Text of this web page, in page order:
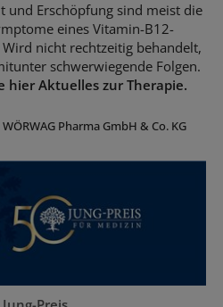
und Erschöpfung sind meist die
eines Vitamin-B12-
Wird nicht rechtzeitig behandelt,
schwerwiegende Folgen.
hier Aktuelles zur Therapie.
WÖRWAG Pharma GmbH & Co. KG